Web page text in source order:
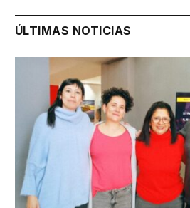
ÚLTIMAS NOTICIAS